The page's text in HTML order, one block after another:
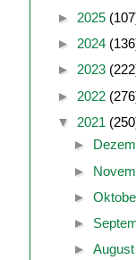
► 2025
► 2024
► 2023
► 2022
▼ 2021
►
►
►
►
►